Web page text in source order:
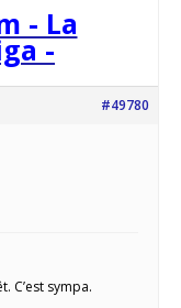
- La
-
#49780
C’est sympa.